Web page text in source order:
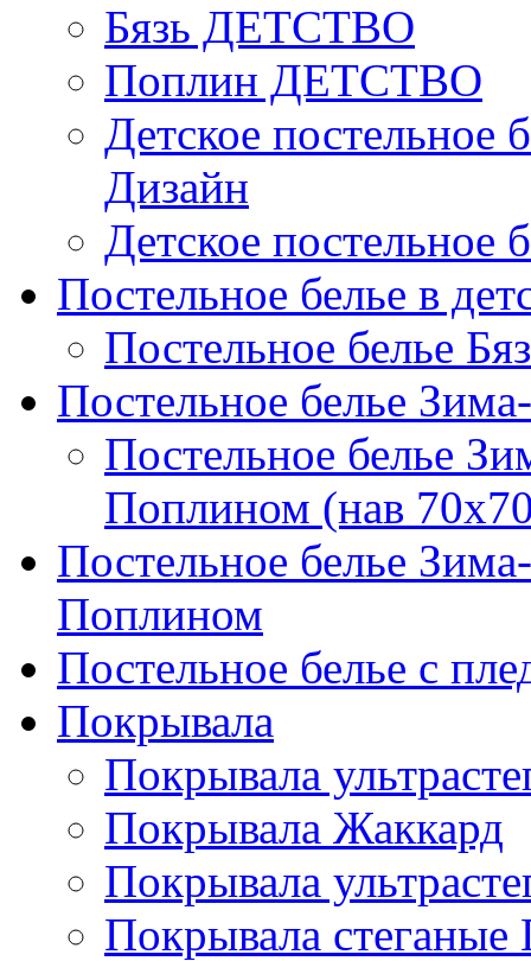
Бязь ДЕТСТВО
Поплин ДЕТСТВО
Детское постельное
Дизайн
Детское постельное
Постельное белье в
Постельное белье
Постельное белье
Постельное белье
Поплином (нав
Постельное белье
Поплином
Постельное белье с
Покрывала
Покрывала
Покрывала Жаккард
Покрывала
Покрывала стеганые